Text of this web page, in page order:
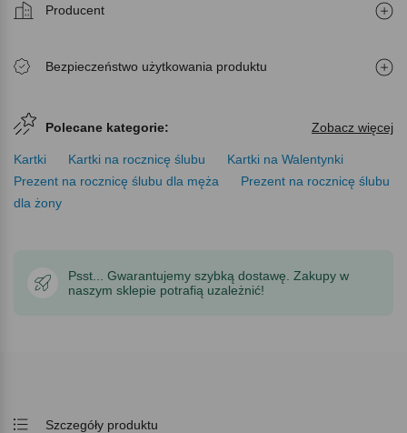
Producent
Bezpieczeństwo użytkowania produktu
Polecane kategorie: Zobacz więcej
Kartki Kartki na rocznicę ślubu
Kartki na Walentynki
Prezent na rocznicę ślubu dla męża
Prezent na rocznicę ślubu
dla żony
Psst... Gwarantujemy szybką dostawę. Zakupy w
naszym sklepie potrafią uzależnić!
Szczegóły produktu